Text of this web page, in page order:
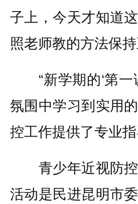
子上，今天才知道
照老师教的方法保
“新学期的‘第一
氛围中学习到实用
控工作提供了专业
青少年近视防控
活动是民进昆明市